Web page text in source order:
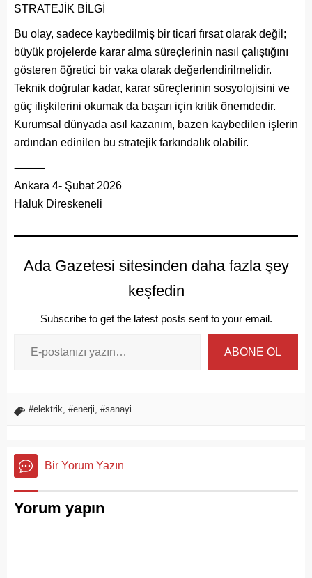
STRATEJİK BİLGİ
Bu olay, sadece kaybedilmiş bir ticari fırsat olarak değil;
büyük projelerde karar alma süreçlerinin nasıl çalıştığını
gösteren öğretici bir vaka olarak değerlendirilmelidir.
Teknik doğrular kadar, karar süreçlerinin sosyolojisini ve
güç ilişkilerini okumak da başarı için kritik önemdedir.
Kurumsal dünyada asıl kazanım, bazen kaybedilen işlerin
ardından edinilen bu stratejik farkındalık olabilir.
⸻
Ankara 4- Şubat 2026
Haluk Direskeneli
Ada Gazetesi sitesinden daha fazla şey
keşfedin
Subscribe to get the latest posts sent to your email.
ABONE OL
#elektrik #enerji #sanayi
Bir Yorum Yazın
Yorum yapın